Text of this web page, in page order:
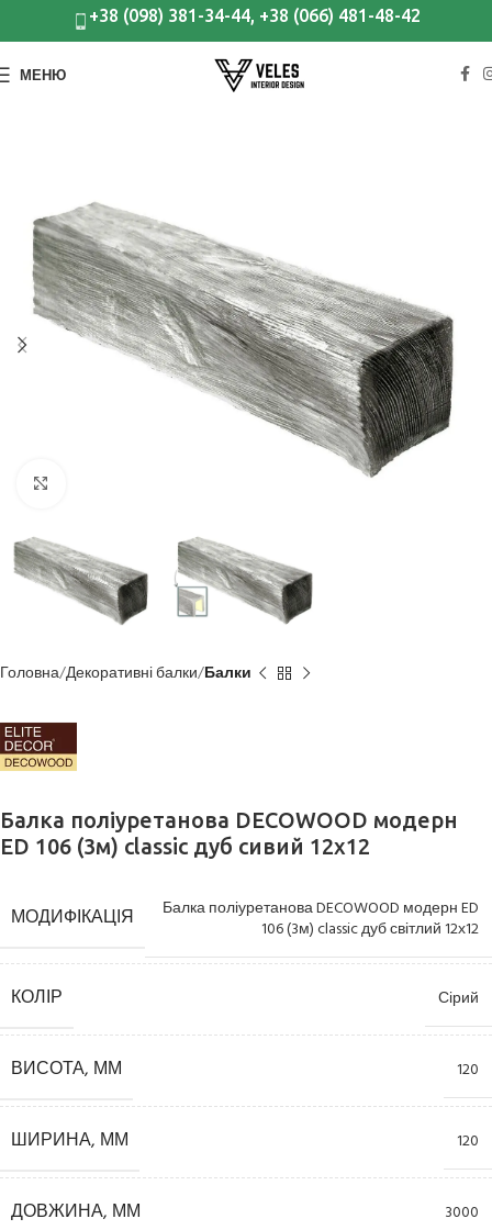
+38 (098) 381-34-44, +38 (066) 481-48-42
МЕНЮ
Головна Декоративні балки Балки
Балка поліуретанова DECOWOOD модерн
ED 106 (3м) classic дуб сивий 12х12
МОДИФІКАЦІЯ
Балка поліуретанова DECOWOOD модерн ED
106 (3м) classic дуб світлий 12х12
КОЛІР Сірий
ВИСОТА, ММ 120
ШИРИНА, ММ 120
ДОВЖИНА, ММ 3000